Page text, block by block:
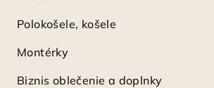
Polokošele, košele
Montérky
Biznis oblečenie a doplnky